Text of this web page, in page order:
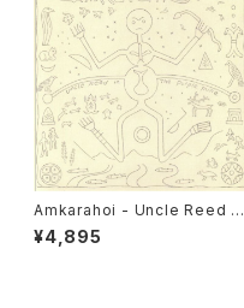
Amkarahoi - Uncle Reed In
The Purple Mine "LP"
¥4,895